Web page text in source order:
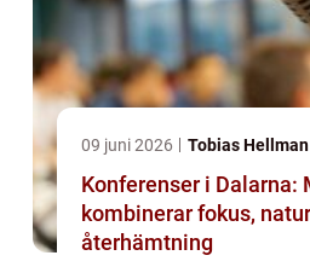
09 juni 2026 Tobias Hellman
Konferenser i Dalarna:
kombinerar fokus,
återhämtning